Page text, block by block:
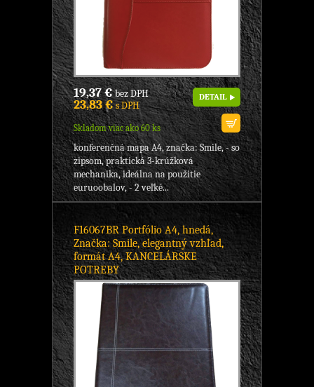
19,37 €bez DPH
23,83 €s DPH
Skladom viac ako 60 ks
DETAIL
konferenčná mapa A4, značka: Smile, - so
zipsom, praktická 3-krúžková
mechanika, ideálna na použitie
euruoobalov, - 2 veľké...
F16067BR Portfólio A4, hnedá,
Značka: Smile, elegantný vzhľad,
formát A4, KANCELÁRSKE
POTREBY